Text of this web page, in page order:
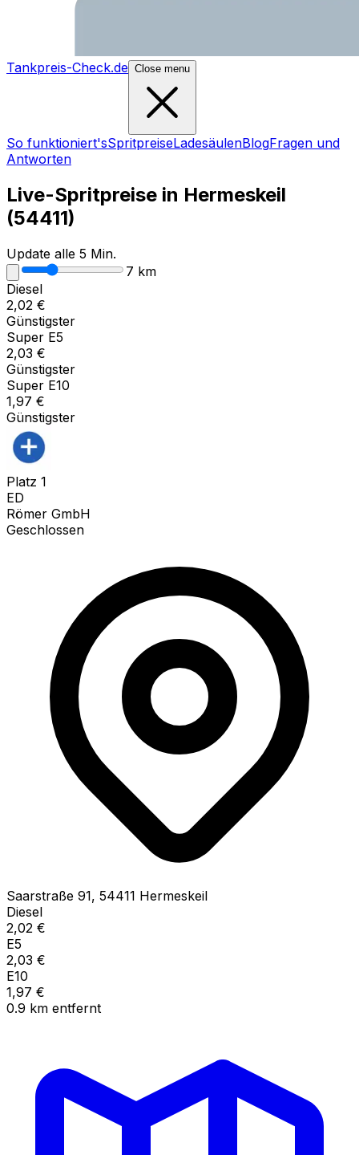
Tankpreis-Check.de Close menu
So funktioniert'sSpritpreiseLadesäulenBlogFragen und
Antworten
Live-Spritpreise in Hermeskeil
(54411)
Update alle 5 Min.
7 km
Diesel
2,02 €
Günstigster
Super E5
2,03 €
Günstigster
Super E10
1,97 €
Günstigster
Platz 1
ED
Römer GmbH
Geschlossen
Saarstraße 91, 54411 Hermeskeil
Diesel
2,02 €
E5
2,03 €
E10
1,97 €
0.9 km entfernt